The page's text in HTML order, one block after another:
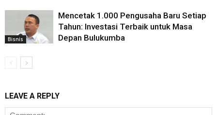
Bisnis
Mencetak 1.000 Pengusaha Baru Setiap
Tahun: Investasi Terbaik untuk Masa
Depan Bulukumba
LEAVE A REPLY